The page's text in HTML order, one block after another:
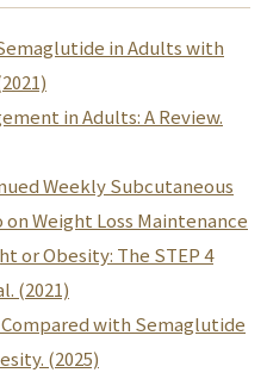
in Adults with
in Adults: A Review.
Weekly Subcutaneous
Weight Loss Maintenance
or Obesity: The STEP 4
(2021)
with Semaglutide
(2025)